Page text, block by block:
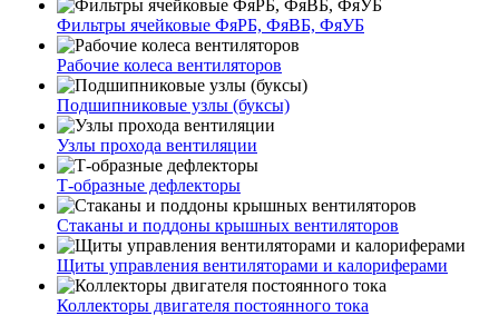
Фильтры ячейковые ФяРБ, ФяВБ, ФяУБ
Рабочие колеса вентиляторов
Подшипниковые узлы (буксы)
Узлы прохода вентиляции
Т-образные дефлекторы
Стаканы и поддоны крышных вентиляторов
Щиты управления вентиляторами и калориферами
Коллекторы двигателя постоянного тока